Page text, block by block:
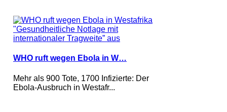
WHO ruft wegen Ebola in W…
Mehr als 900 Tote, 1700 Infizierte: Der
Ebola-Ausbruch in Westafr...